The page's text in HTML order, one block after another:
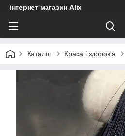
інтернет магазин Alix
Каталог Краса і здоров'я